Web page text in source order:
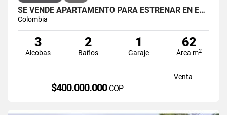
SE VENDE APARTAMENTO PARA ESTRENAR EN EL BARRIO RESTREPO
Colombia
3
Alcobas
2
Baños
1
Garaje
62
Área m2
Venta
$400.000.000 COP